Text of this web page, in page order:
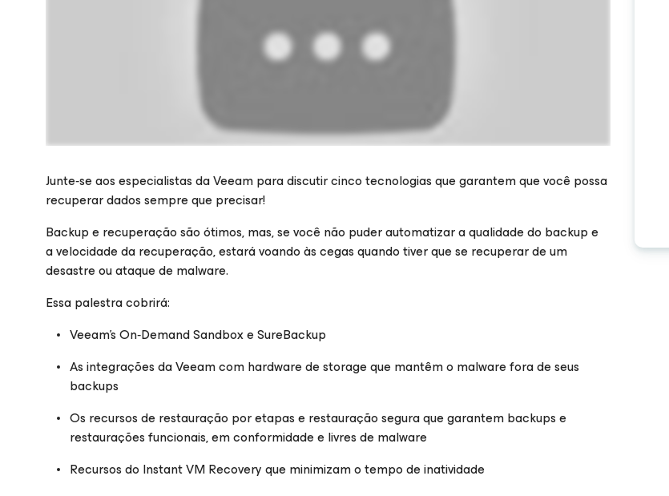
Inscreva-se para ganhar acesso e assista ao webinar
Junte‑se aos especialistas da Veeam para discutir cinco tecnologias que garantem que você possa
recuperar dados sempre que precisar!
Backup e recuperação são ótimos, mas, se você não puder automatizar a qualidade do backup e
a velocidade da recuperação, estará voando às cegas quando tiver que se recuperar de um
desastre ou ataque de malware.
Essa palestra cobrirá:
Veeam’s On‑Demand Sandbox e SureBackup
As integrações da Veeam com hardware de storage que mantêm o malware fora de seus
backups
Os recursos de restauração por etapas e restauração segura que garantem backups e
restaurações funcionais, em conformidade e livres de malware
Recursos do Instant VM Recovery que minimizam o tempo de inatividade